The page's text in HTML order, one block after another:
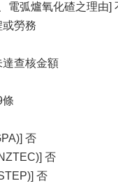
電弧爐氧化碴之理由]
或勞務
達查核金額
條
否
否
否